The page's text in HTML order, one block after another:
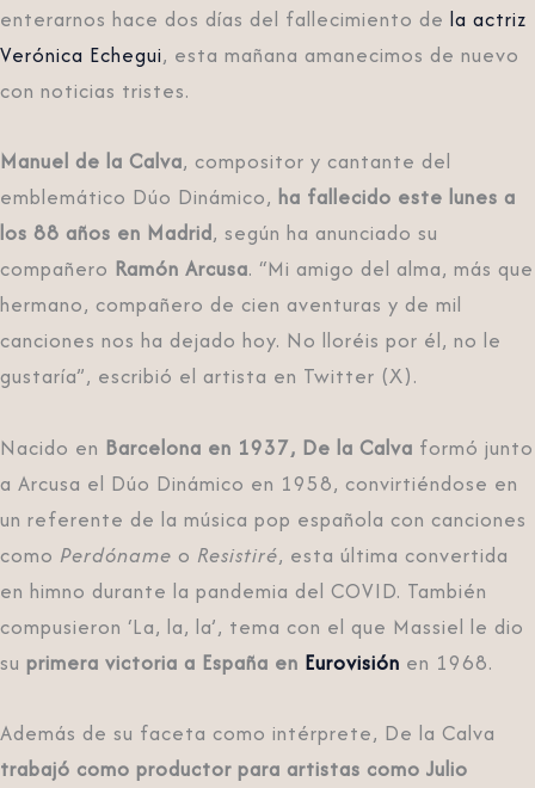
enterarnos hace dos días del fallecimiento de la actriz
Verónica Echegui, esta mañana amanecimos de nuevo
con noticias tristes.
Manuel de la Calva, compositor y cantante del
emblemático Dúo Dinámico, ha fallecido este lunes a
los 88 años en Madrid, según ha anunciado su
compañero Ramón Arcusa. “Mi amigo del alma, más que
hermano, compañero de cien aventuras y de mil
canciones nos ha dejado hoy. No lloréis por él, no le
gustaría”, escribió el artista en Twitter (X).
Nacido en Barcelona en 1937, De la Calva formó junto
a Arcusa el Dúo Dinámico en 1958, convirtiéndose en
un referente de la música pop española con canciones
como Perdóname o Resistiré, esta última convertida
en himno durante la pandemia del COVID. También
compusieron ‘La, la, la’, tema con el que Massiel le dio
su primera victoria a España en Eurovisión en 1968.
Además de su faceta como intérprete, De la Calva
trabajó como productor para artistas como Julio